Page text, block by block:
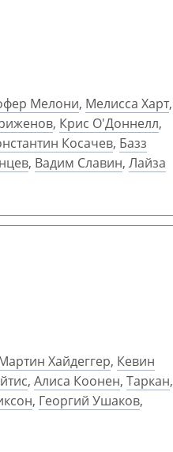
Мелони, Мелисса Харт,
, Крис О'Доннелл,
Косачев, Базз
, Вадим Славин, Лайза
Хайдеггер, Кевин
, Алиса Коонен, Таркан,
, Георгий Ушаков,